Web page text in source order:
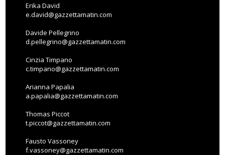
Erika David
e.david@gazzettamatin.com
Davide Pellegrino
d.pellegrino@gazzettamatin.com
Cinzia Timpano
c.timpano@gazzettamatin.com
Arianna Papalia
a.papalia@gazzettamatin.com
Thomas Piccot
t.piccot@gazzettamatin.com
Fausto Vassoney
f.vassoney@gazzettamatin.com